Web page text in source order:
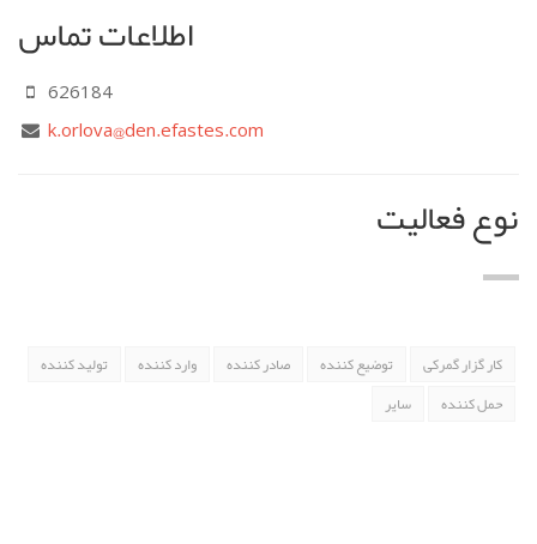
اطلاعات تماس
626184
k.orlova@den.efastes.com
نوع فعالیت
کار گزار گمرکی توضیع کننده صادر کننده وارد کننده
تولید کننده
حمل کننده
سایر